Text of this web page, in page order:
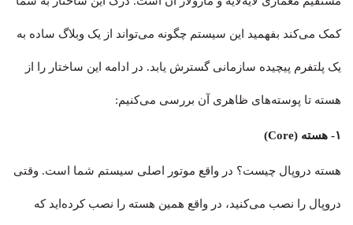
کمک می‌کند بفهمید این سیستم چگونه می‌تواند از یک وبلاگ ساده به
یک پلتفرم پیچیده سازمانی گسترش یابد. در ادامه این ساختار را از
هسته تا پوسته‌های ظاهری آن بررسی می‌کنیم:
۱- هسته (Core)
هسته دروپال چیست؟ در واقع موتور اصلی سیستم شما است. وقتی
دروپال را نصب می‌کنید، در واقع همین هسته را نصب کرده‌اید که